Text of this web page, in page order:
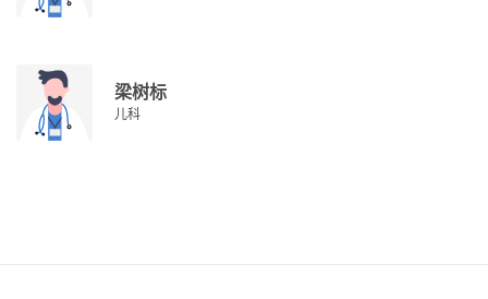
梁树标
儿科